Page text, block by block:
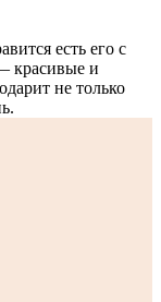
есть его с
красивые и
не только